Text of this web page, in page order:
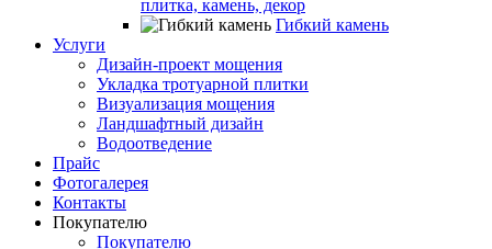
плитка, камень, декор
Гибкий камень
Услуги
Дизайн-проект мощения
Укладка тротуарной плитки
Визуализация мощения
Ландшафтный дизайн
Водоотведение
Прайс
Фотогалерея
Контакты
Покупателю
Покупателю